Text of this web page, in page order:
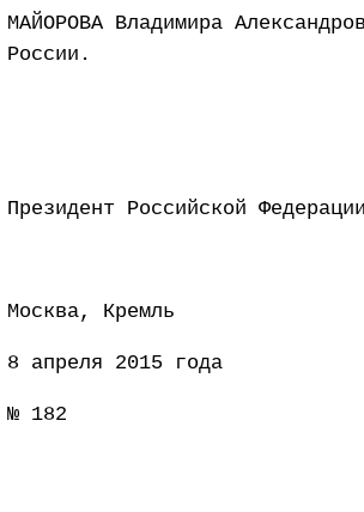
МАЙОРОВА Владимира
России.
Президент
Москва, Кремль
8 апреля 2015 года
№ 182